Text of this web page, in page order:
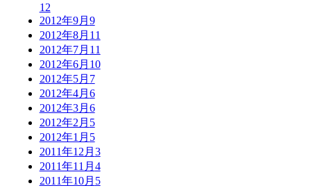
12
2012年9月 9
2012年8月 11
2012年7月 11
2012年6月 10
2012年5月 7
2012年4月 6
2012年3月 6
2012年2月 5
2012年1月 5
2011年12月 3
2011年11月 4
2011年10月 5